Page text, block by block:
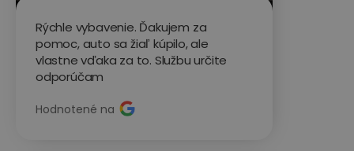
Rýchle vybavenie. Ďakujem za
pomoc, auto sa žiaľ kúpilo, ale
vlastne vďaka za to. Službu určite
odporúčam
Hodnotené na